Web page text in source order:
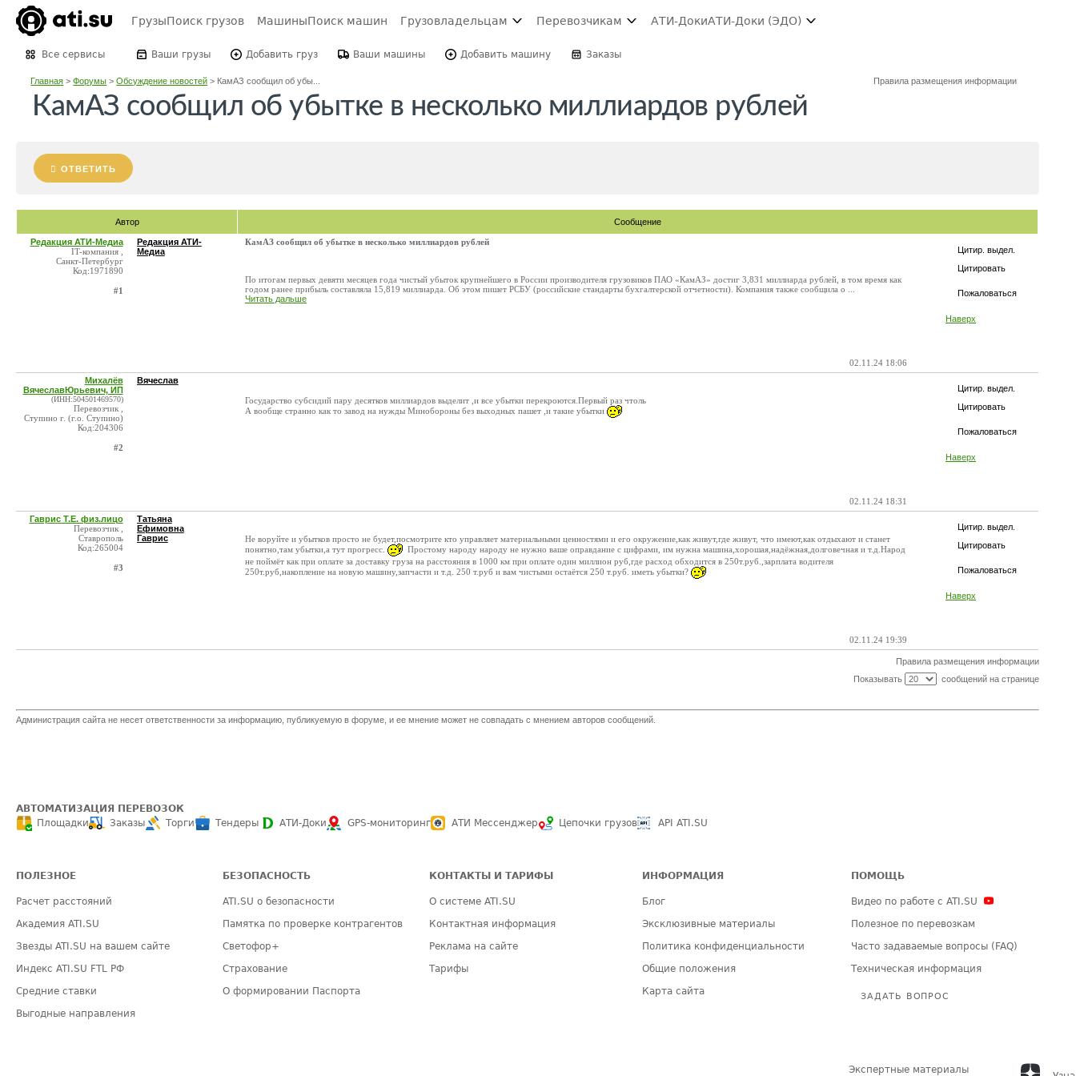
ГрузыПоиск грузов МашиныПоиск машин Грузовладельцам Перевозчикам АТИ-ДокиАТИ-Доки (ЭДО)
Все сервисы Ваши грузы Добавить груз Ваши машины Добавить машину Заказы
Главная >Форумы >Обсуждение новостей > КамАЗ сообщил об убы... Правила размещения информации
КамАЗ сообщил об убытке в несколько миллиардов рублей
ОТВЕТИТЬ
Автор Сообщение
Цитир. выдел.
Цитировать
Пожаловаться
Наверх
Редакция АТИ-Медиа
IT-компания ,
Санкт-Петербург
Код:1971890
#1
Редакция АТИ-
Медиа
КамАЗ сообщил об убытке в несколько миллиардов рублей
По итогам первых девяти месяцев года чистый убыток крупнейшего в России производителя грузовиков ПАО «КамАЗ» достиг 3,831 миллиарда рублей, в том время как
годом ранее прибыль составляла 15,819 миллиарда. Об этом пишет РСБУ (российские стандарты бухгалтерской отчетности). Компания также сообщила о ...
Читать дальше
02.11.24 18:06
Цитир. выдел.
Цитировать
Пожаловаться
Наверх
Михалёв
ВячеславЮрьевич, ИП
(ИНН:504501469570)
Перевозчик ,
Ступино г. (г.о. Ступино)
Код:204306
#2
Вячеслав
Государство субсидий пару десятков миллиардов выделит ,и все убытки перекроются.Первый раз чтоль
А вообще странно как то завод на нужды Минобороны без выходных пашет ,и такие убытки
02.11.24 18:31
Цитир. выдел.
Цитировать
Пожаловаться
Наверх
Гаврис Т.Е. физ.лицо
Перевозчик ,
Ставрополь
Код:265004
#3
Татьяна
Ефимовна
Гаврис
Не воруйте и убытков просто не будет,посмотрите кто управляет материальными ценностями и его окружение,как живут,где живут, что имеют,как отдыхают и станет
понятно,там убытки,а тут прогресс.
Простому народу народу не нужно ваше оправдание с цифрами, им нужна машина,хорошая,надёжная,долговечная и т.д.Народ
не поймёт как при оплате за доставку груза на расстояния в 1000 км при оплате один миллион руб,где расход обходится в 250т.руб.,зарплата водителя
250т.руб,накопление на новую машину,запчасти и т.д. 250 т.руб и вам чистыми остаётся 250 т.руб. иметь убытки?
02.11.24 19:39
Правила размещения информации
Показывать
сообщений на странице
Администрация сайта не несет ответственности за информацию, публикуемую в форуме, и ее мнение может не совпадать с мнением авторов сообщений.
АВТОМАТИЗАЦИЯ ПЕРЕВОЗОК
Площадки
Заказы Торги Тендеры АТИ-Доки GPS-мониторинг АТИ Мессенджер Цепочки грузов API ATI.SU
ПОЛЕЗНОЕ
Расчет расстояний
Академия ATI.SU
Звезды ATI.SU на вашем сайте
Индекс ATI.SU FTL РФ
Средние ставки
Выгодные направления
БЕЗОПАСНОСТЬ
ATI.SU о безопасности
Памятка по проверке контрагентов
Светофор+
Страхование
О формировании Паспорта
КОНТАКТЫ И ТАРИФЫ
О системе ATI.SU
Контактная информация
Реклама на сайте
Тарифы
ИНФОРМАЦИЯ
Блог
Эксклюзивные материалы
Политика конфиденциальности
Общие положения
Карта сайта
ПОМОЩЬ
Видео по работе с ATI.SU
Полезное по перевозкам
Часто задаваемые вопросы (FAQ)
Техническая информация
ЗАДАТЬ ВОПРОС
Экспертные материалы